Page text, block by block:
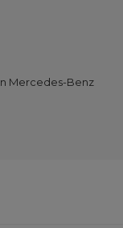
Mercedes-Benz